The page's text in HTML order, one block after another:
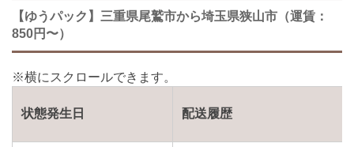
【ゆうパック】三重県尾鷲市から埼玉県狭山市（運賃：
850円〜）
状態発生日 配送履歴